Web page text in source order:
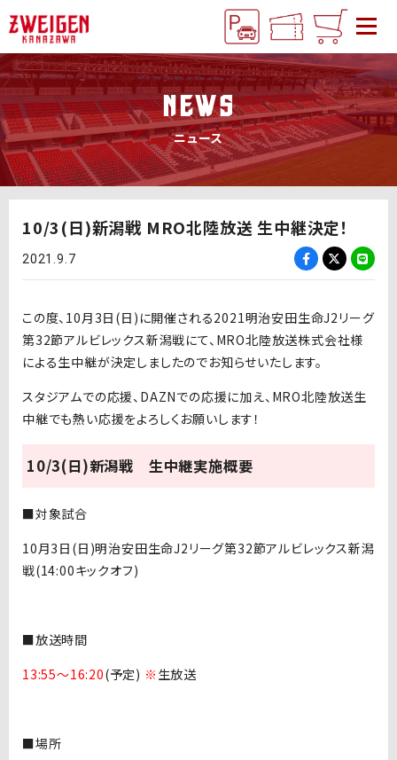
NEWS
ニュース
10/3(日)新潟戦 MRO北陸放送 生中継決定！
2021.9.7
この度、10月3日(日)に開催される2021明治安田生命J2リーグ
第32節アルビレックス新潟戦にて、MRO北陸放送株式会社様
による生中継が決定しましたのでお知らせいたします。
スタジアムでの応援、DAZNでの応援に加え、MRO北陸放送生
中継でも熱い応援をよろしくお願いします！
10/3(日)新潟戦 生中継実施概要
■対象試合
10月3日(日)明治安田生命J2リーグ第32節アルビレックス新潟
戦(14:00キックオフ)
■放送時間
13:55～16:20(予定) ※ 生放送
■場所